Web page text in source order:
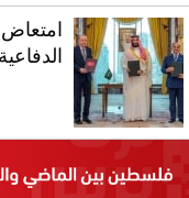
الدفاعية